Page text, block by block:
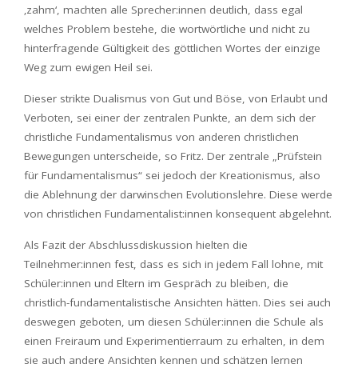
‚zahm‘, machten alle Sprecher:innen deutlich, dass egal
welches Problem bestehe, die wortwörtliche und nicht zu
hinterfragende Gültigkeit des göttlichen Wortes der einzige
Weg zum ewigen Heil sei.
Dieser strikte Dualismus von Gut und Böse, von Erlaubt und
Verboten, sei einer der zentralen Punkte, an dem sich der
christliche Fundamentalismus von anderen christlichen
Bewegungen unterscheide, so Fritz. Der zentrale „Prüfstein
für Fundamentalismus“ sei jedoch der Kreationismus, also
die Ablehnung der darwinschen Evolutionslehre. Diese werde
von christlichen Fundamentalist:innen konsequent abgelehnt.
Als Fazit der Abschlussdiskussion hielten die
Teilnehmer:innen fest, dass es sich in jedem Fall lohne, mit
Schüler:innen und Eltern im Gespräch zu bleiben, die
christlich-fundamentalistische Ansichten hätten. Dies sei auch
deswegen geboten, um diesen Schüler:innen die Schule als
einen Freiraum und Experimentierraum zu erhalten, in dem
sie auch andere Ansichten kennen und schätzen lernen